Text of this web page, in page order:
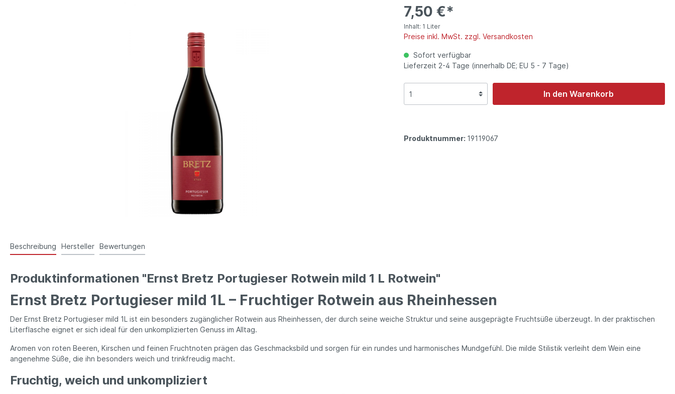
Österreich
Thomas Reinhardt,
Niederkirchen, Pfalz
Winzergenossenschaft
Mayschoß-Altenahr e.G. , Ahr
Rheinhessen
7,50 €*
Inhalt: 1 Liter
Preise inkl. MwSt. zzgl. Versandkosten
Sofort verfügbar
Lieferzeit 2-4 Tage (innerhalb DE; EU 5 - 7 Tage)
In den Warenkorb
Produktnummer: 19119067
Beschreibung Hersteller Bewertungen
Produktinformationen "Ernst Bretz Portugieser Rotwein mild 1 L Rotwein"
Ernst Bretz Portugieser mild 1L – Fruchtiger Rotwein aus Rheinhessen
Der Ernst Bretz Portugieser mild 1L ist ein besonders zugänglicher Rotwein aus Rheinhessen, der durch seine weiche Struktur und seine ausgeprägte Fruchtsüße überzeugt. In der praktischen
Literflasche eignet er sich ideal für den unkomplizierten Genuss im Alltag.
Aromen von roten Beeren, Kirschen und feinen Fruchtnoten prägen das Geschmacksbild und sorgen für ein rundes und harmonisches Mundgefühl. Die milde Stilistik verleiht dem Wein eine
angenehme Süße, die ihn besonders weich und trinkfreudig macht.
Fruchtig, weich und unkompliziert